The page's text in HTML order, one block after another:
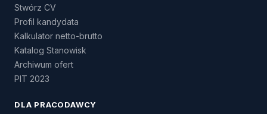
Stwórz CV
Profil kandydata
Kalkulator netto-brutto
Katalog Stanowisk
Archiwum ofert
PIT 2023
DLA PRACODAWCY